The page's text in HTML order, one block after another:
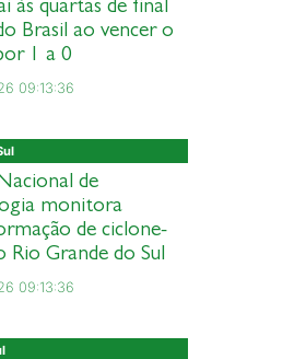
às quartas de final
Brasil ao vencer o
1 a 0
09:13:36
de
monitora
de ciclone-
Rio Grande do Sul
09:13:36